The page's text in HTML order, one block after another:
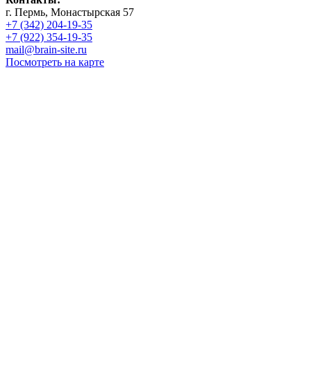
г. Пермь, Монастырская 57
+7 (342) 204-19-35
+7 (922) 354-19-35
mail@brain-site.ru
Посмотреть на карте